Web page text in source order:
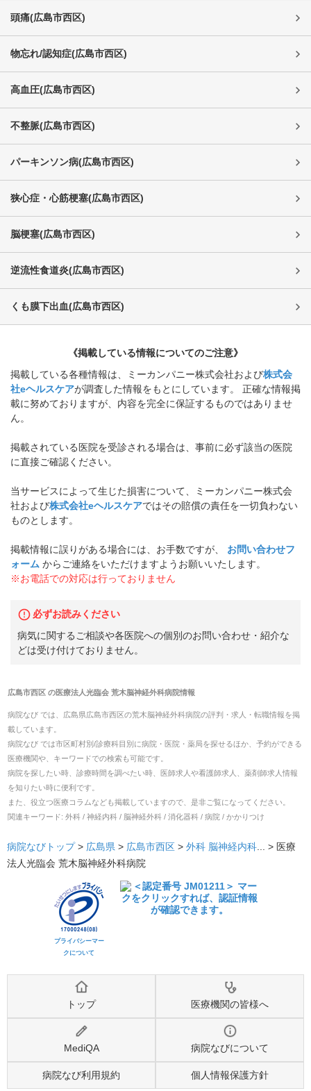
頭痛(広島市西区)
物忘れ/認知症(広島市西区)
高血圧(広島市西区)
不整脈(広島市西区)
パーキンソン病(広島市西区)
狭心症・心筋梗塞(広島市西区)
脳梗塞(広島市西区)
逆流性食道炎(広島市西区)
くも膜下出血(広島市西区)
《掲載している情報についてのご注意》
掲載している各種情報は、ミーカンパニー株式会社および株式会
社eヘルスケアが調査した情報をもとにしています。 正確な情報掲
載に努めておりますが、内容を完全に保証するものではありませ
ん。
掲載されている医院を受診される場合は、事前に必ず該当の医院
に直接ご確認ください。
当サービスによって生じた損害について、ミーカンパニー株式会
社および株式会社eヘルスケアではその賠償の責任を一切負わない
ものとします。
掲載情報に誤りがある場合には、お手数ですが、
お問い合わせフ
ォーム からご連絡をいただけますようお願いいたします。
※お電話での対応は行っておりません
必ずお読みください
病気に関するご相談や各医院への個別のお問い合わせ・紹介な
どは受け付けておりません。
広島市西区の医療法人光臨会 荒木脳神経外科病院情報
病院なび では、 広島県 広島市西区の荒木脳神経外科病院の評判・求人・転職情報を掲
載しています。
病院なび では市区町村別/診療科目別に病院・医院・薬局を探せるほか、予約ができる
医療機関や、キーワードでの検索も可能です。
病院を探したい時、診療時間を調べたい時、医師求人や看護師求人、薬剤師求人情報
を知りたい時に便利です。
また、役立つ医療コラムなども掲載していますので、是非ご覧になってください。
関連キーワード: 外科 / 神経内科 / 脳神経外科 / 消化器科 / 病院 / かかりつけ
病院なびトップ > 広島県 > 広島市西区 > 外科 脳神経内科... > 医療
法人光臨会 荒木脳神経外科病院
プライバシーマー
クについて
トップ 医療機関の皆様へ
MediQA 病院なびについて
病院なび利用規約 個人情報保護方針